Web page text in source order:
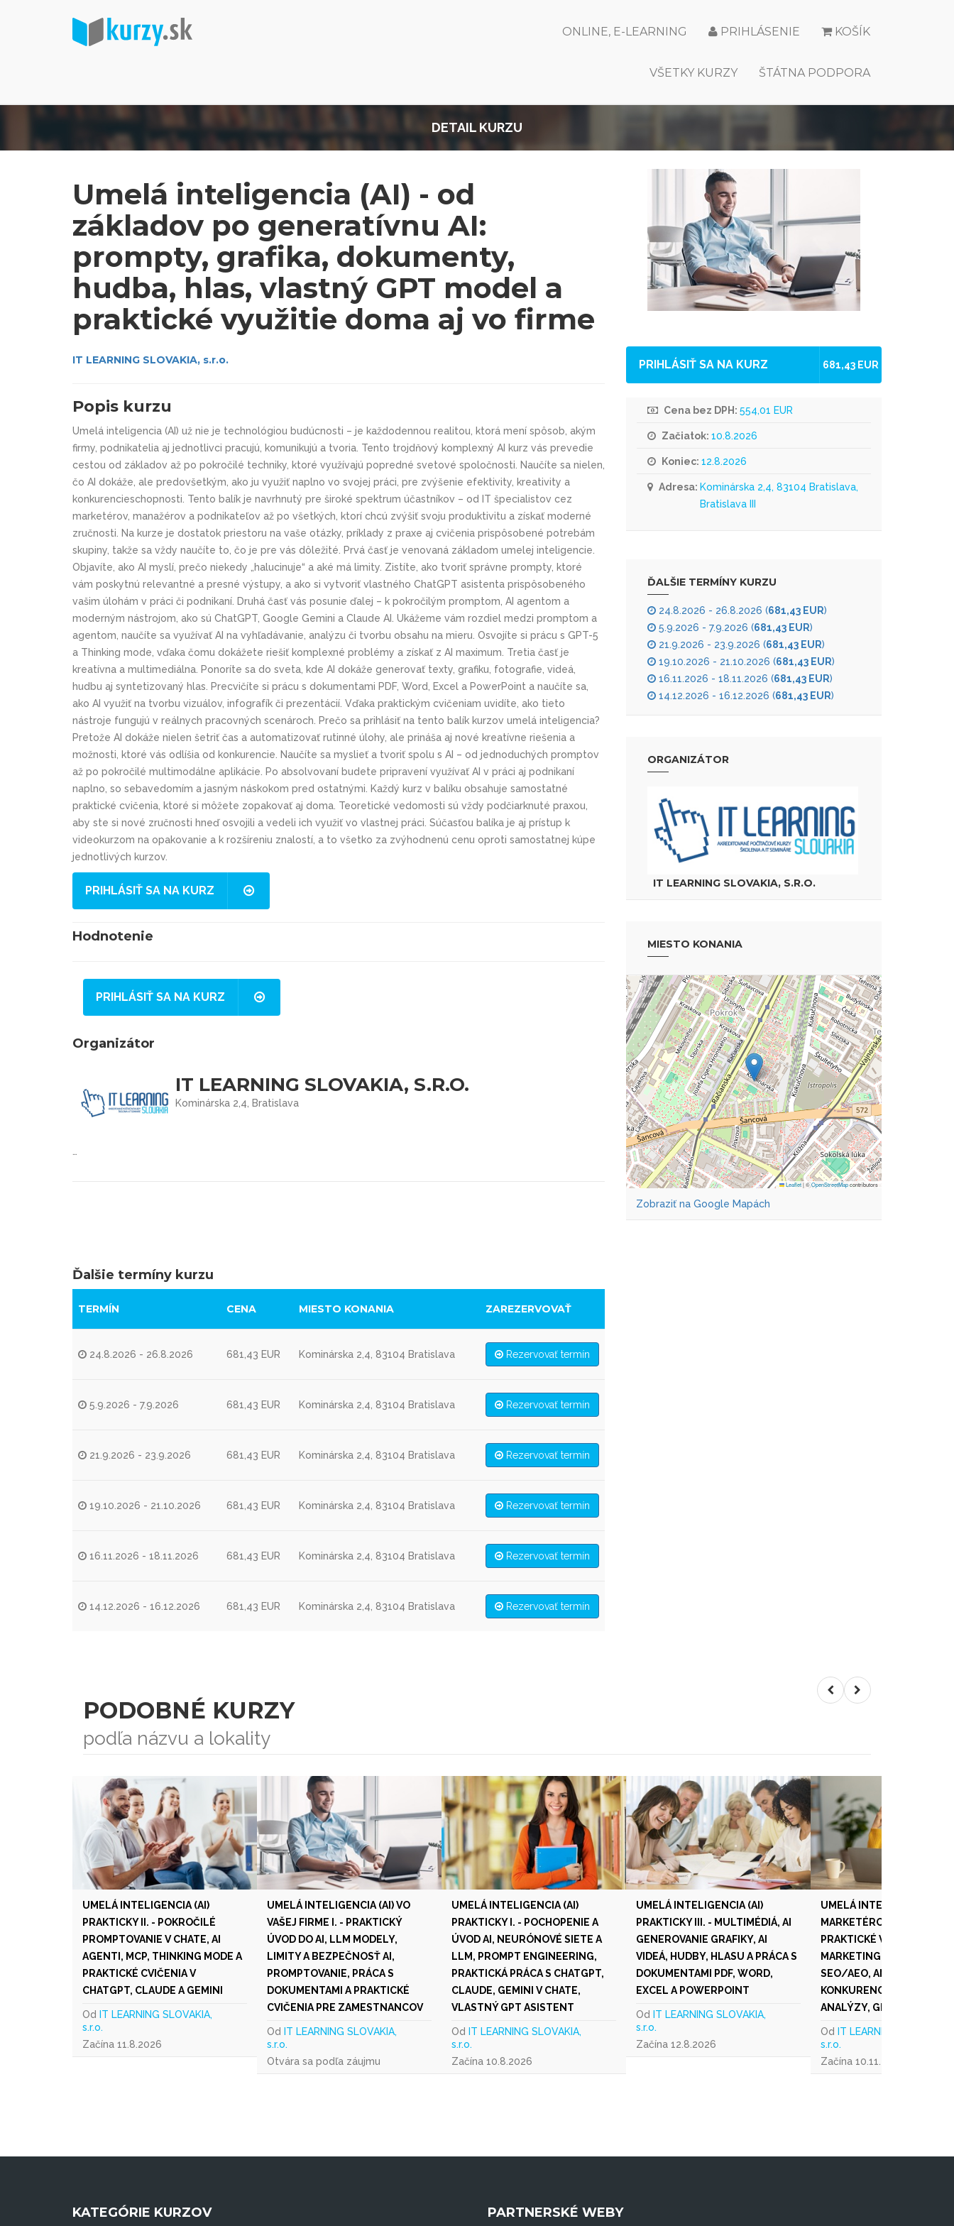
KOŠÍK
PRIHLÁSENIE
ONLINE, E-LEARNING
ŠTÁTNA PODPORA
VŠETKY KURZY
DETAIL KURZU
Umelá inteligencia (AI) - od
základov po generatívnu AI:
prompty, grafika, dokumenty,
hudba, hlas, vlastný GPT model a
praktické využitie doma aj vo firme
IT LEARNING SLOVAKIA, s.r.o.
Popis kurzu
Umelá inteligencia (AI) už nie je technológiou budúcnosti – je každodennou realitou, ktorá mení spôsob, akým
firmy, podnikatelia aj jednotlivci pracujú, komunikujú a tvoria. Tento trojdňový komplexný AI kurz vás prevedie
cestou od základov až po pokročilé techniky, ktoré využívajú popredné svetové spoločnosti. Naučíte sa nielen,
čo AI dokáže, ale predovšetkým, ako ju využiť naplno vo svojej práci, pre zvýšenie efektivity, kreativity a
konkurencieschopnosti. Tento balík je navrhnutý pre široké spektrum účastníkov – od IT špecialistov cez
marketérov, manažérov a podnikateľov až po všetkých, ktorí chcú zvýšiť svoju produktivitu a získať moderné
zručnosti. Na kurze je dostatok priestoru na vaše otázky, príklady z praxe aj cvičenia prispôsobené potrebám
skupiny, takže sa vždy naučíte to, čo je pre vás dôležité. Prvá časť je venovaná základom umelej inteligencie.
Objavíte, ako AI myslí, prečo niekedy „halucinuje“ a aké má limity. Zistíte, ako tvoriť správne prompty, ktoré
vám poskytnú relevantné a presné výstupy, a ako si vytvoriť vlastného ChatGPT asistenta prispôsobeného
vašim úlohám v práci či podnikaní. Druhá časť vás posunie ďalej – k pokročilým promptom, AI agentom a
moderným nástrojom, ako sú ChatGPT, Google Gemini a Claude AI. Ukážeme vám rozdiel medzi promptom a
agentom, naučíte sa využívať AI na vyhľadávanie, analýzu či tvorbu obsahu na mieru. Osvojíte si prácu s GPT-5
a Thinking mode, vďaka čomu dokážete riešiť komplexné problémy a získať z AI maximum. Tretia časť je
kreatívna a multimediálna. Ponoríte sa do sveta, kde AI dokáže generovať texty, grafiku, fotografie, videá,
hudbu aj syntetizovaný hlas. Precvičíte si prácu s dokumentami PDF, Word, Excel a PowerPoint a naučíte sa,
ako AI využiť na tvorbu vizuálov, infografík či prezentácií. Vďaka praktickým cvičeniam uvidíte, ako tieto
nástroje fungujú v reálnych pracovných scenároch. Prečo sa prihlásiť na tento balík kurzov umelá inteligencia?
Pretože AI dokáže nielen šetriť čas a automatizovať rutinné úlohy, ale prináša aj nové kreatívne riešenia a
možnosti, ktoré vás odlíšia od konkurencie. Naučíte sa myslieť a tvoriť spolu s AI – od jednoduchých promptov
až po pokročilé multimodálne aplikácie. Po absolvovaní budete pripravení využívať AI v práci aj podnikaní
naplno, so sebavedomím a jasným náskokom pred ostatnými. Každý kurz v balíku obsahuje samostatné
praktické cvičenia, ktoré si môžete zopakovať aj doma. Teoretické vedomosti sú vždy podčiarknuté praxou,
aby ste si nové zručnosti hneď osvojili a vedeli ich využiť vo vlastnej práci. Súčasťou balíka je aj prístup k
videokurzom na opakovanie a k rozšíreniu znalostí, a to všetko za zvýhodnenú cenu oproti samostatnej kúpe
jednotlivých kurzov.
PRIHLÁSIŤ SA NA KURZ
Hodnotenie
PRIHLÁSIŤ SA NA KURZ
Organizátor
IT LEARNING SLOVAKIA, S.R.O.
Kominárska 2,4, Bratislava
Ďalšie termíny kurzu
TERMÍN CENA MIESTO KONANIA ZAREZERVOVAŤ
24.8.2026 - 26.8.2026 681,43 EUR Kominárska 2,4, 83104 Bratislava Rezervovať termín
5.9.2026 - 7.9.2026 681,43 EUR Kominárska 2,4, 83104 Bratislava Rezervovať termín
21.9.2026 - 23.9.2026 681,43 EUR Kominárska 2,4, 83104 Bratislava Rezervovať termín
19.10.2026 - 21.10.2026 681,43 EUR Kominárska 2,4, 83104 Bratislava Rezervovať termín
16.11.2026 - 18.11.2026 681,43 EUR Kominárska 2,4, 83104 Bratislava Rezervovať termín
14.12.2026 - 16.12.2026 681,43 EUR Kominárska 2,4, 83104 Bratislava Rezervovať termín
PRIHLÁSIŤ SA NA KURZ 681,43 EUR
Cena bez DPH: 554,01 EUR
Začiatok: 10.8.2026
Koniec: 12.8.2026
Adresa: Kominárska 2,4, 83104 Bratislava,
Bratislava III
ĎALŠIE TERMÍNY KURZU
24.8.2026 - 26.8.2026 (681,43 EUR)
5.9.2026 - 7.9.2026 (681,43 EUR)
21.9.2026 - 23.9.2026 (681,43 EUR)
19.10.2026 - 21.10.2026 (681,43 EUR)
16.11.2026 - 18.11.2026 (681,43 EUR)
14.12.2026 - 16.12.2026 (681,43 EUR)
ORGANIZÁTOR
IT LEARNING SLOVAKIA, S.R.O.
MIESTO KONANIA
Leaflet|©OpenStreetMapcontributors
Zobraziť na Google Mapách
PODOBNÉ KURZY
podľa názvu a lokality
UMELÁ INTELIGENCIA (AI)
PRAKTICKY II. - POKROČILÉ
PROMPTOVANIE V CHATE, AI
AGENTI, MCP, THINKING MODE A
PRAKTICKÉ CVIČENIA V
CHATGPT, CLAUDE A GEMINI
Od IT LEARNING SLOVAKIA,
s.r.o.
Začína 11.8.2026
UMELÁ INTELIGENCIA (AI) VO
VAŠEJ FIRME I. - PRAKTICKÝ
ÚVOD DO AI, LLM MODELY,
LIMITY A BEZPEČNOSŤ AI,
PROMPTOVANIE, PRÁCA S
DOKUMENTAMI A PRAKTICKÉ
CVIČENIA PRE ZAMESTNANCOV
Od IT LEARNING SLOVAKIA,
s.r.o.
Otvára sa podľa záujmu
UMELÁ INTELIGENCIA (AI)
PRAKTICKY I. - POCHOPENIE A
ÚVOD AI, NEURÓNOVÉ SIETE A
LLM, PROMPT ENGINEERING,
PRAKTICKÁ PRÁCA S CHATGPT,
CLAUDE, GEMINI V CHATE,
VLASTNÝ GPT ASISTENT
Od IT LEARNING SLOVAKIA,
s.r.o.
Začína 10.8.2026
UMELÁ INTELIGENCIA (AI)
PRAKTICKY III. - MULTIMÉDIÁ, AI
GENEROVANIE GRAFIKY, AI
VIDEÁ, HUDBY, HLASU A PRÁCA S
DOKUMENTAMI PDF, WORD,
EXCEL A POWERPOINT
Od IT LEARNING SLOVAKIA,
s.r.o.
Začína 12.8.2026
UMELÁ INTELIGENCIA (AI)
MARKETÉROV A
PRAKTICKÉ VYUŽITIE AI V
MARKETINGU, TVORBA
SEO/AEO, ANALÝZE
KONKURENCIE, KAMPANE,
ANALÝZY, GRAFIKA A
Od IT LEARNING SLOVAKIA,
s.r.o.
Začína 10.11.2026
KATEGÓRIE KURZOV PARTNERSKÉ WEBY